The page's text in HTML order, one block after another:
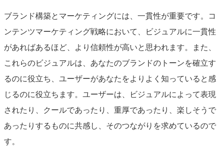
ブランド構築とマーケティングには、一貫性が重要です。コ
ンテンツマーケティング戦略において、ビジュアルに一貫性
があればあるほど、より信頼性が高いと思われます。また、
これらのビジュアルは、あなたのブランドのトーンを確立す
るのに役立ち、ユーザーがあなたをよりよく知っていると感
じるのに役立ちます。ユーザーは、ビジュアルによって表現
されたり、クールであったり、重厚であったり、楽しそうで
あったりするものに共感し、そのつながりを求めているので
す。